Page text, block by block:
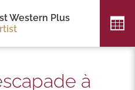
Western Plus
à